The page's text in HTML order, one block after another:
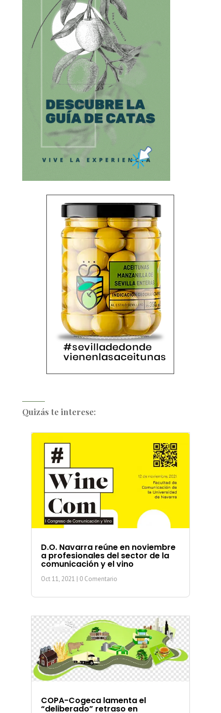
Quizás te interese:
D.O. Navarra reúne en noviembre
a profesionales del sector de la
comunicación y el vino
Oct 11, 2021 | 0 Comentario
COPA-Cogeca lamenta el
“deliberado” retraso en